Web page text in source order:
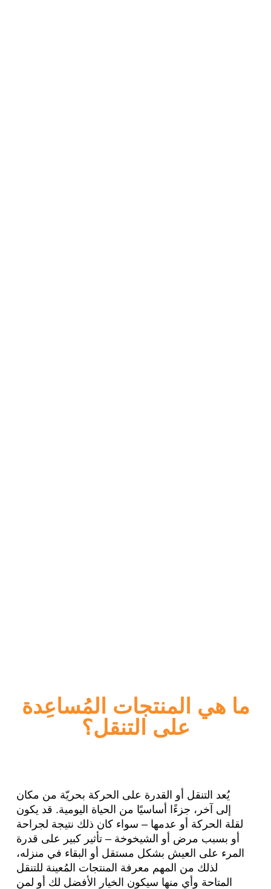
ما هي المنتجات المُساعِدة
على التنقل؟
يُعد التنقل أو القدرة على الحركة بحريّة من مكان
إلى آخر، جزءًا أساسيًا من الحياة اليومية. قد يكون
لقلة الحركة أو عدمها – سواء كان ذلك نتيجة لجراحة
أو بسبب مرض أو الشيخوخة – تأثير كبير على قدرة
المرء على العيش بشكل مستقل أو البقاء في منزله،
لذلك من المهم معرفة المنتجات المُعينة للتنقل
المتاحة وأي منها سيكون الخيار الأفضل لك أو لمن